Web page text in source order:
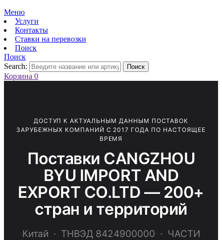
Меню
Услуги
Контакты
Ставки на перевозки
Поиск
Поиск
Search:
Поиск
Корзина 0
ДОСТУП К АКТУАЛЬНЫМ ДАННЫМ ПОСТАВОК
ЗАРУБЕЖНЫХ КОМПАНИЙ С 2017 ГОДА ПО НАСТОЯЩЕЕ
ВРЕМЯ
Поставки CANGZHOU
BYU IMPORT AND
EXPORT CO.LTD — 200+
стран и территорий
Китай · ТНВЭД 8424900000 · ЧАСТИ